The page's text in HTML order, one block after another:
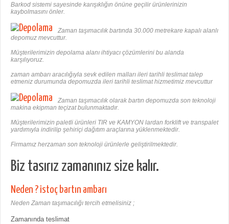
Barkod sistemi sayesinde karışıklığın önüne geçilir ürünlerinizin
kaybolmasını önler.
Zaman taşımacılık bartında 30.000 metrekare kapalı alanlı
depomuz mevcuttur.
Müşterilerimizin depolama alanı ihtiyacı çözümlerini bu alanda
karşılıyoruz.
zaman ambarı aracılığıyla sevk edilen malları ileri tarihli teslimat talep
etmeniz durumunda depomuzda ileri tarihli teslimat hizmetimiz mevcuttur
Zaman taşımacılık olarak bartın depomuzda son teknoloji
makina ekipman teçizat bulunmaktadır.
Müşterilerimizin paletli ürünleri TIR ve KAMYON lardan forklift ve transpalet
yardımıyla indirilip şehiriçi dağıtım araçlarına yüklenmektedir.
Firmamız herzaman son teknoloji ürünlerle geliştirilmektedir.
Biz tasırız zamanınız size kalır.
Neden ? istoç bartın ambarı
Neden Zaman taşımacılığı tercih etmelisiniz ;
Zamanında teslimat